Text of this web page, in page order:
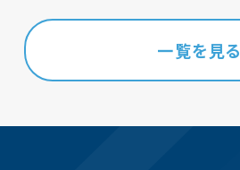
一覧を見る